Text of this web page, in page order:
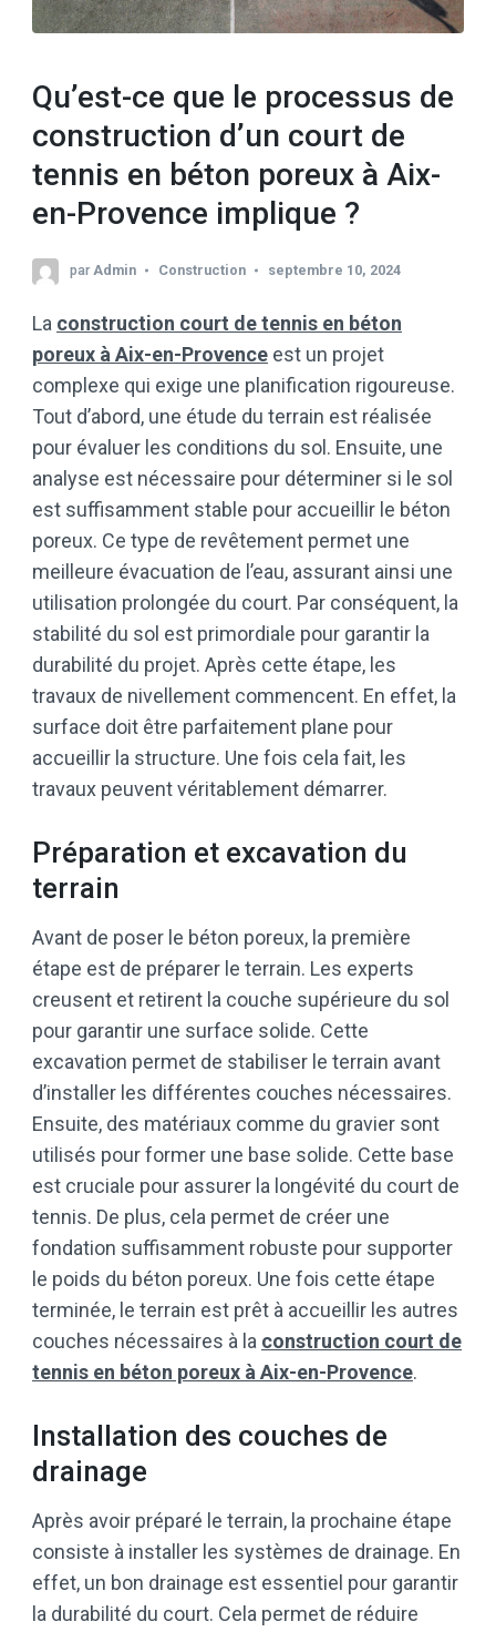
Qu’est-ce que le processus de
construction d’un court de
tennis en béton poreux à Aix-
en-Provence implique ?
parAdmin Construction septembre 10, 2024
La construction court de tennis en béton
poreux à Aix-en-Provence est un projet
complexe qui exige une planification rigoureuse.
Tout d’abord, une étude du terrain est réalisée
pour évaluer les conditions du sol. Ensuite, une
analyse est nécessaire pour déterminer si le sol
est suffisamment stable pour accueillir le béton
poreux. Ce type de revêtement permet une
meilleure évacuation de l’eau, assurant ainsi une
utilisation prolongée du court. Par conséquent, la
stabilité du sol est primordiale pour garantir la
durabilité du projet. Après cette étape, les
travaux de nivellement commencent. En effet, la
surface doit être parfaitement plane pour
accueillir la structure. Une fois cela fait, les
travaux peuvent véritablement démarrer.
Préparation et excavation du
terrain
Avant de poser le béton poreux, la première
étape est de préparer le terrain. Les experts
creusent et retirent la couche supérieure du sol
pour garantir une surface solide. Cette
excavation permet de stabiliser le terrain avant
d’installer les différentes couches nécessaires.
Ensuite, des matériaux comme du gravier sont
utilisés pour former une base solide. Cette base
est cruciale pour assurer la longévité du court de
tennis. De plus, cela permet de créer une
fondation suffisamment robuste pour supporter
le poids du béton poreux. Une fois cette étape
terminée, le terrain est prêt à accueillir les autres
couches nécessaires à la construction court de
tennis en béton poreux à Aix-en-Provence.
Installation des couches de
drainage
Après avoir préparé le terrain, la prochaine étape
consiste à installer les systèmes de drainage. En
effet, un bon drainage est essentiel pour garantir
la durabilité du court. Cela permet de réduire